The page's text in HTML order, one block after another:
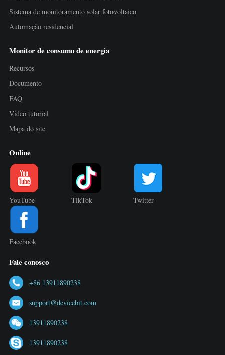
Sistema de monitoramento solar fotovoltaico
Automação residencial
Monitor de consumo de energia
Recursos
Documento
FAQ
Vídeo tutorial
Mapa do site
Online
YouTube TikTok Twitter
Facebook
Fale conosco
+86 13911890238
support@devicebit.com
13911890238
13911890238